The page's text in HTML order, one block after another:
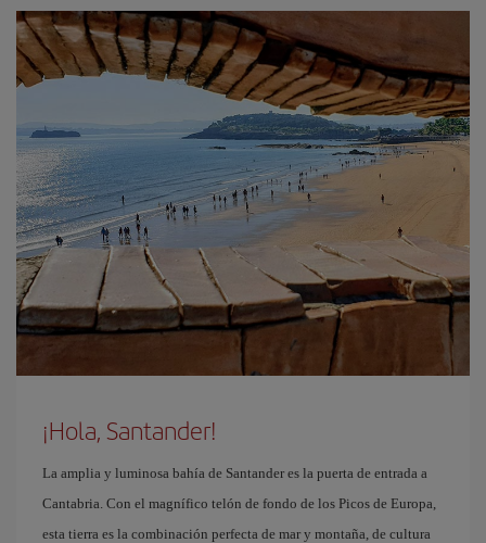
¡Hola, Santander!
La amplia y luminosa bahía de Santander es la puerta de entrada a
Cantabria. Con el magnífico telón de fondo de los Picos de Europa,
esta tierra es la combinación perfecta de mar y montaña, de cultura